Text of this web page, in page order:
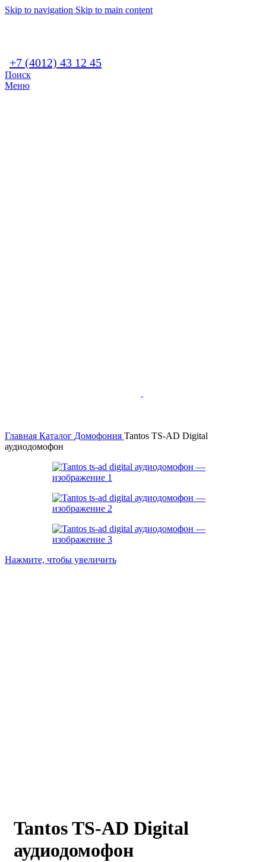
Skip to navigation Skip to main content
+7 (4012) 43 12 45
Поиск
Меню
Главная Каталог Домофония Tantos TS-AD Digital
аудиодомофон
Нажмите, чтобы увеличить
Tantos TS-AD Digital
аудиодомофон